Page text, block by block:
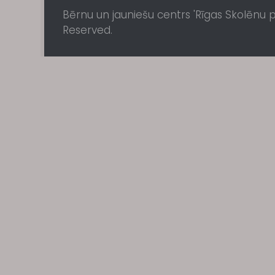
Bērnu un jauniešu centrs 'Rīgas Skolēnu
Reserved.